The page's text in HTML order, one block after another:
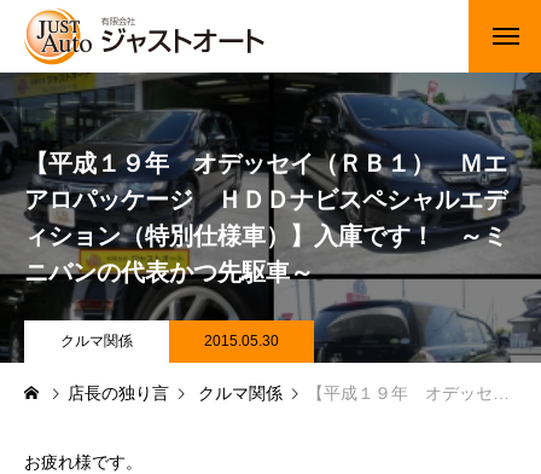
トップページ
新車
中古車・未使用車
JUジャナイト在庫情報
Gooネット在庫情報
カーセンサー在庫情報
車検・定期点検
【平成１９年 オデッセイ（ＲＢ１） Ｍエ
アロパッケージ ＨＤＤナビスペシャルエデ
ィション（特別仕様車）】入庫です！ ～ミ
ニバンの代表かつ先駆車～
クルマ関係 2015.05.30
店長の独り言 クルマ関係 【平成１９年 オデッセイ（ＲＢ１） Ｍエアロパッケージ ＨＤＤナビスペシャルエディション（特別仕様車）】入庫です！ ～ミニバンの代表かつ先駆車～
お疲れ様です。